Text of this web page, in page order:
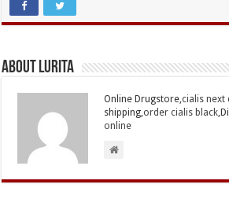
About Lurita
Online Drugstore,cialis next
shipping, order cialis black
online